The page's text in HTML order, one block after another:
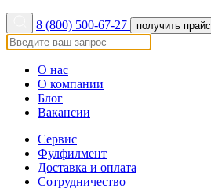
8 (800) 500-67-27 получить прайс
О нас
О компании
Блог
Вакансии
Сервис
Фулфилмент
Доставка и оплата
Сотрудничество